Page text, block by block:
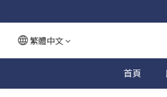
繁體中文
首頁